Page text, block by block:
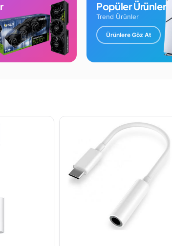
Popüler Ürünler
Trend Ürünler
Ürünlere Göz At